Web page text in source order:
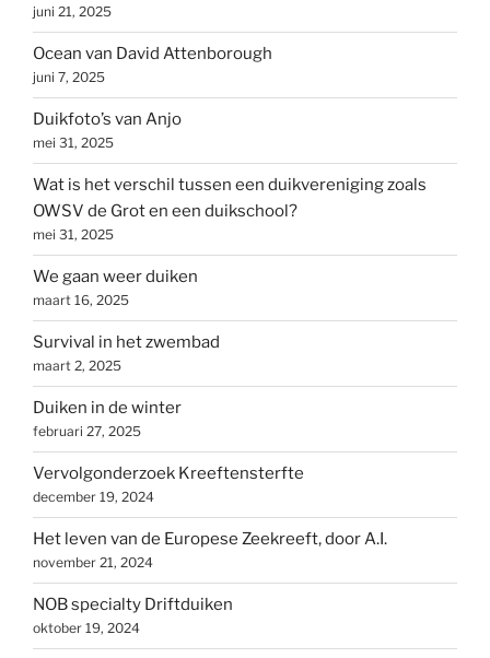
juni 21, 2025
Ocean van David Attenborough
juni 7, 2025
Duikfoto’s van Anjo
mei 31, 2025
Wat is het verschil tussen een duikvereniging zoals
OWSV de Grot en een duikschool?
mei 31, 2025
We gaan weer duiken
maart 16, 2025
Survival in het zwembad
maart 2, 2025
Duiken in de winter
februari 27, 2025
Vervolgonderzoek Kreeftensterfte
december 19, 2024
Het leven van de Europese Zeekreeft, door A.I.
november 21, 2024
NOB specialty Driftduiken
oktober 19, 2024